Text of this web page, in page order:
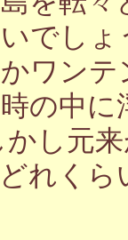
でし
ワン
の中
し元
れく